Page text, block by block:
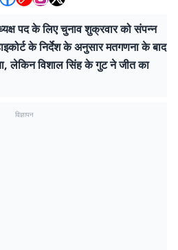
पद के लिए चुनाव शुक्रवार को संपन्न
के निर्देश के अनुसार मतगणना के बाद
लेकिन विशाल सिंह के गुट ने जीत का
विज्ञापन